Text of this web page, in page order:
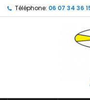
Téléphone: 06 07 34 36
My wishlists
Create new list
Créer une
Nom de la liste
Connexion
Vous devez être